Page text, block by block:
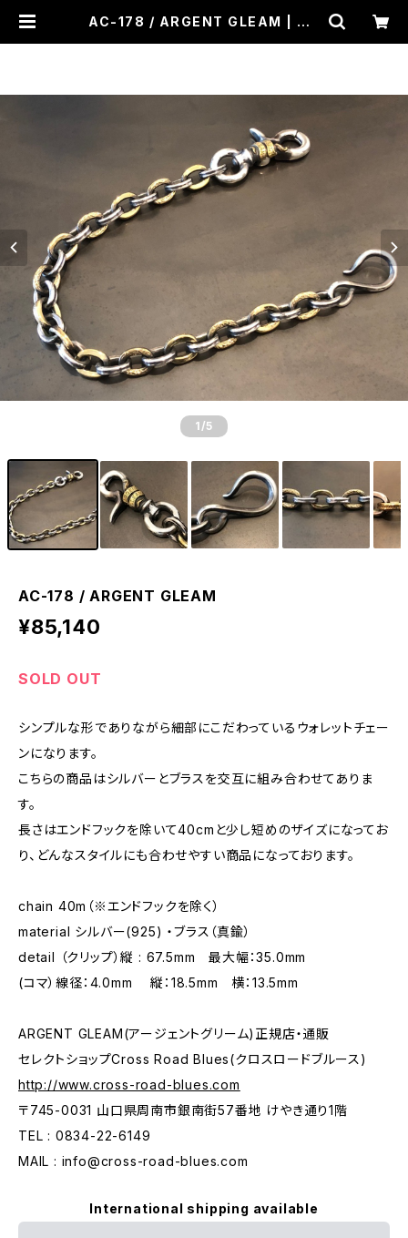
AC-178 / ARGENT GLEAM | CR
1 /5
AC-178 / ARGENT GLEAM
¥85,140
SOLD OUT
シンプルな形でありながら細部にこだわっているウォレットチェー
ンになります。
こちらの商品はシルバーとブラスを交互に組み合わせてありま
す。
長さはエンドフックを除いて40cmと少し短めのザイズになってお
り、どんなスタイルにも合わせやすい商品になっております。
chain 40m（※エンドフックを除く）
material シルバー(925) ・ブラス（真鍮）
detail （クリップ）縦 : 67.5mm 最大幅：35.0mm
(コマ）線径：4.0mm 縦：18.5mm 横：13.5mm
ARGENT GLEAM(アージェントグリーム)正規店・通販
セレクトショップCross Road Blues(クロスロードブルース)
http://www.cross-road-blues.com
〒745-0031 山口県周南市銀南街57番地 けやき通り1階
TEL : 0834-22-6149
MAIL : info@cross-road-blues.com
International shipping available